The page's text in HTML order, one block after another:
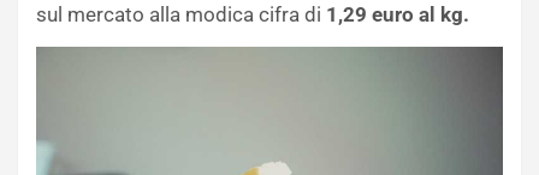
sul mercato alla modica cifra di 1,29 euro al kg.